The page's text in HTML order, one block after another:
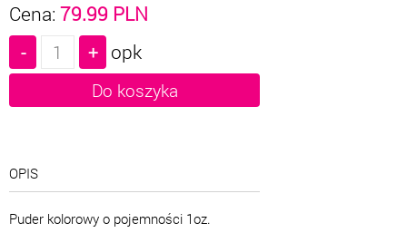
Cena: 79.99 PLN
opk
OPIS
Puder kolorowy o pojemności 1oz.